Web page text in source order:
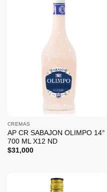
CREMAS
AP CR SABAJON OLIMPO 14°
700 ML X12 ND
$31,000